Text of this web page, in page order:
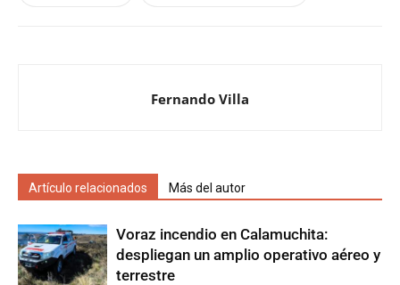
Fernando Villa
Artículo relacionados Más del autor
Voraz incendio en Calamuchita:
despliegan un amplio operativo aéreo y
terrestre